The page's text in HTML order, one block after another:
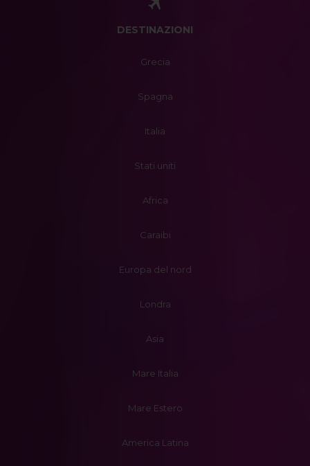
DESTINAZIONI
Grecia
Spagna
Italia
Stati uniti
Africa
Caraibi
Europa del nord
Londra
Asia
Mare Italia
Mare Estero
America Latina